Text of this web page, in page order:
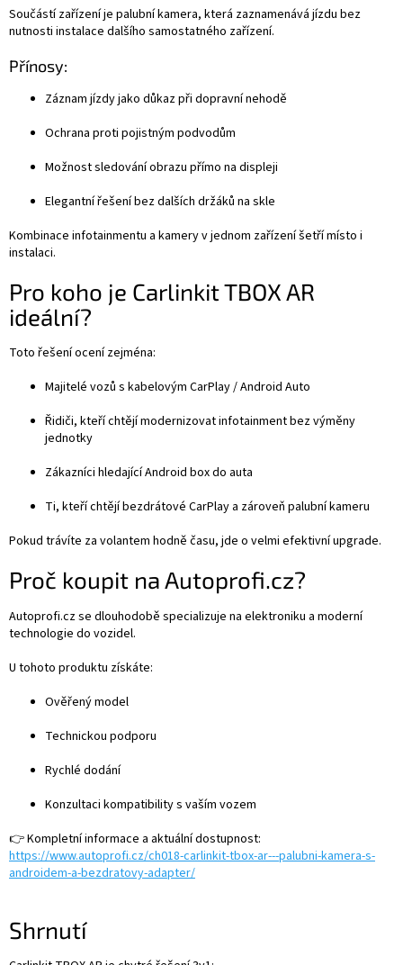
Součástí zařízení je palubní kamera, která zaznamenává jízdu bez
nutnosti instalace dalšího samostatného zařízení.
Přínosy:
Záznam jízdy jako důkaz při dopravní nehodě
Ochrana proti pojistným podvodům
Možnost sledování obrazu přímo na displeji
Elegantní řešení bez dalších držáků na skle
Kombinace infotainmentu a kamery v jednom zařízení šetří místo i
instalaci.
Pro koho je Carlinkit TBOX AR
ideální?
Toto řešení ocení zejména:
Majitelé vozů s kabelovým CarPlay / Android Auto
Řidiči, kteří chtějí modernizovat infotainment bez výměny
jednotky
Zákazníci hledající Android box do auta
Ti, kteří chtějí bezdrátové CarPlay a zároveň palubní kameru
Pokud trávíte za volantem hodně času, jde o velmi efektivní upgrade.
Proč koupit na Autoprofi.cz?
Autoprofi.cz se dlouhodobě specializuje na elektroniku a moderní
technologie do vozidel.
U tohoto produktu získáte:
Ověřený model
Technickou podporu
Rychlé dodání
Konzultaci kompatibility s vaším vozem
👉 Kompletní informace a aktuální dostupnost:
https://www.autoprofi.cz/ch018-carlinkit-tbox-ar---palubni-kamera-s-
androidem-a-bezdratovy-adapter/
Shrnutí